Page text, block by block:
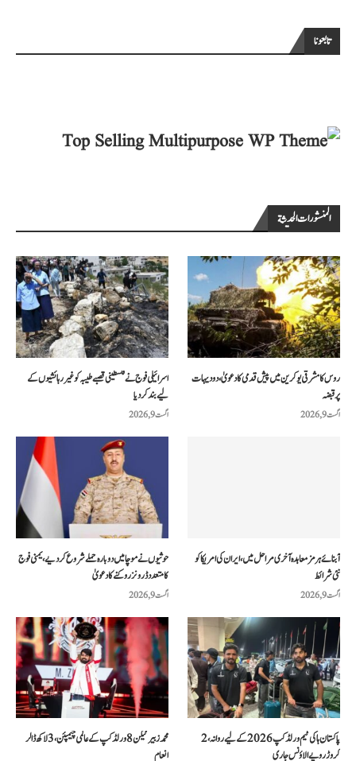
تابعونا
المنشورات الحديثة
اسرائیلی فوج نے فلسطینی قصبے طیبہ کو غیر رہائشیوں کے
لیے بند کر دیا
اگست 9, 2026
روس کا مشرقی یوکرین میں پیش قدمی کا دعویٰ، دو دیہات
پر قبضہ
اگست 9, 2026
حوثیوں نے موچا میں دوبارہ حملے شروع کر دیے، یمنی فوج
کا متعدد ڈرونز روکنے کا دعویٰ
اگست 9, 2026
آبنائے ہرمز معاہدہ آخری مراحل میں، ایران کی امریکا کو
نئی شرائط
اگست 9, 2026
محمد زبیر ٹیکن 8 ورلڈ کپ کے عالمی چیمپئن، 3 لاکھ ڈالر
انعام
پاکستان ہاکی ٹیم ورلڈ کپ 2026 کے لیے روانہ، 2
کروڑ روپے الاؤنس جاری